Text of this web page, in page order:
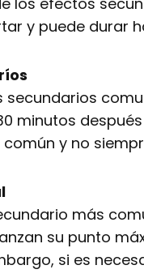
y puede durar
secundarios
minutos
común y no
más
su punto
si es